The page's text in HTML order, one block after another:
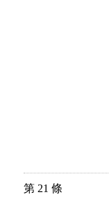
第 21 條